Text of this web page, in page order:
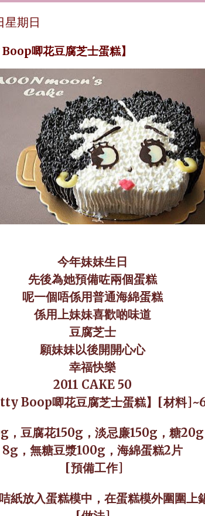
星期日
唧花豆腐芝士蛋糕】
今年妹妹生日
先後為她預備咗兩個蛋糕
呢一個唔係用普通海綿蛋糕
係用上妹妹喜歡啲味道
豆腐芝士
願妹妹以後開開心心
幸福快樂
2011 CAKE 50
Boop唧花豆腐芝士蛋糕】
[材料
，豆腐花150g ，淡忌廉150g ，糖20g
8g ，無糖豆漿100g ，海綿蛋糕2片
[預備工作]
紙放入蛋糕模中，在蛋糕模外圍圍上